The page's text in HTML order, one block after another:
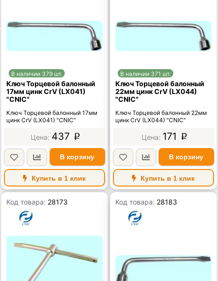
В наличии 379 шт.
Ключ Торцевой балонный
17мм цинк CrV (LX041)
"CNIC"
Ключ Торцевой балонный 17мм
цинк CrV (LX041) "CNIC"
437 p
В корзину
Купить в 1 клик
В наличии 371 шт.
Ключ Торцевой балонный
22мм цинк CrV (LX044)
"CNIC"
Ключ Торцевой балонный 22мм
цинк CrV (LX044) "CNIC"
171 p
В корзину
Купить в 1 клик
Код товара: 28173 Код товара: 28183